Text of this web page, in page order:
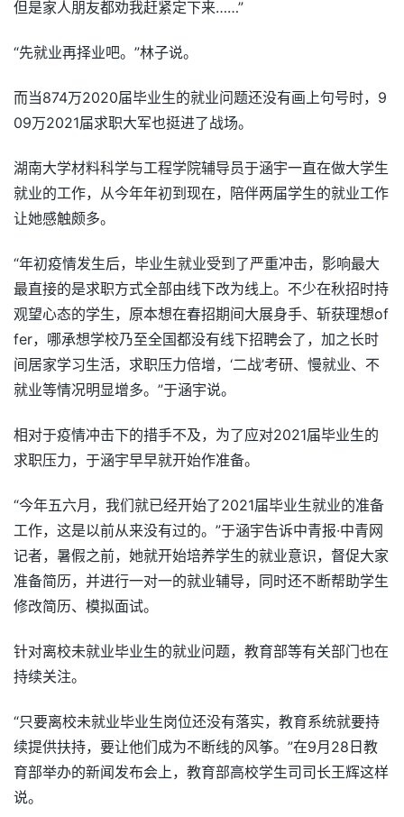
但是家人朋友都劝我赶紧定下来……”
“先就业再择业吧。”林子说。
而当874万2020届毕业生的就业问题还没有画上句号时，9
09万2021届求职大军也挺进了战场。
湖南大学材料科学与工程学院辅导员于涵宇一直在做大学生
就业的工作，从今年年初到现在，陪伴两届学生的就业工作
让她感触颇多。
“年初疫情发生后，毕业生就业受到了严重冲击，影响最大
最直接的是求职方式全部由线下改为线上。不少在秋招时持
观望心态的学生，原本想在春招期间大展身手、斩获理想of
fer，哪承想学校乃至全国都没有线下招聘会了，加之长时
间居家学习生活，求职压力倍增，‘二战’考研、慢就业、不
就业等情况明显增多。”于涵宇说。
相对于疫情冲击下的措手不及，为了应对2021届毕业生的
求职压力，于涵宇早早就开始作准备。
“今年五六月，我们就已经开始了2021届毕业生就业的准备
工作，这是以前从来没有过的。”于涵宇告诉中青报·中青网
记者，暑假之前，她就开始培养学生的就业意识，督促大家
准备简历，并进行一对一的就业辅导，同时还不断帮助学生
修改简历、模拟面试。
针对离校未就业毕业生的就业问题，教育部等有关部门也在
持续关注。
“只要离校未就业毕业生岗位还没有落实，教育系统就要持
续提供扶持，要让他们成为不断线的风筝。”在9月28日教
育部举办的新闻发布会上，教育部高校学生司司长王辉这样
说。